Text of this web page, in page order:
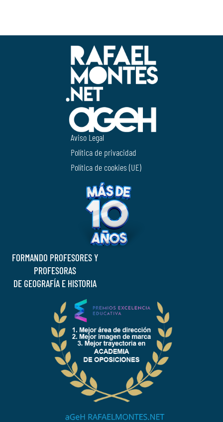
Aviso Legal
Política de privacidad
Política de cookies (UE)
FORMANDO PROFESORES Y
PROFESORAS
DE GEOGRAFÍA E HISTORIA